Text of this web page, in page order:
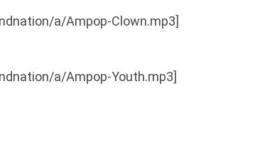
a/Ampop-Clown.mp3]
a/Ampop-Youth.mp3]